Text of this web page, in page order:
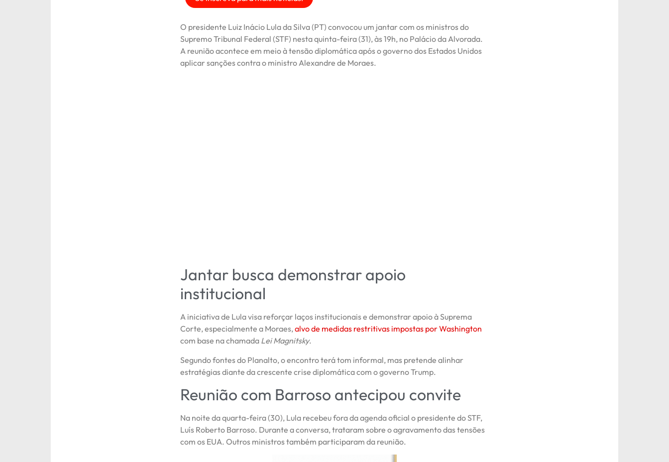
O presidente Luiz Inácio Lula da Silva (PT) convocou um jantar com os ministros do
Supremo Tribunal Federal (STF) nesta quinta-feira (31), às 19h, no Palácio da Alvorada.
A reunião acontece em meio à tensão diplomática após o governo dos Estados Unidos
aplicar sanções contra o ministro Alexandre de Moraes.
Jantar busca demonstrar apoio
institucional
A iniciativa de Lula visa reforçar laços institucionais e demonstrar apoio à Suprema
Corte, especialmente a Moraes,alvo de medidas restritivas impostas por Washington
com base na chamada Lei Magnitsky.
Segundo fontes do Planalto, o encontro terá tom informal, mas pretende alinhar
estratégias diante da crescente crise diplomática com o governo Trump.
Reunião com Barroso antecipou convite
Na noite da quarta-feira (30), Lula recebeu fora da agenda oficial o presidente do STF,
Luís Roberto Barroso. Durante a conversa, trataram sobre o agravamento das tensões
com os EUA. Outros ministros também participaram da reunião.